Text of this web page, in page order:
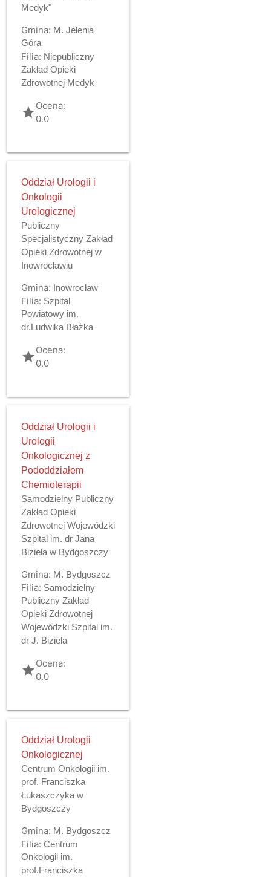
Medyk"
Gmina: M. Jelenia
Góra
Filia: Niepubliczny
Zakład Opieki
Zdrowotnej Medyk
gradeOcena:
0.0
Oddział Urologii i
Onkologii
Urologicznej
Publiczny
Specjalistyczny Zakład
Opieki Zdrowotnej w
Inowrocławiu
Gmina: Inowrocław
Filia: Szpital
Powiatowy im.
dr.Ludwika Błażka
gradeOcena:
0.0
Oddział Urologii i
Urologii
Onkologicznej z
Pododdziałem
Chemioterapii
Samodzielny Publiczny
Zakład Opieki
Zdrowotnej Wojewódzki
Szpital im. dr Jana
Biziela w Bydgoszczy
Gmina: M. Bydgoszcz
Filia: Samodzielny
Publiczny Zakład
Opieki Zdrowotnej
Wojewódzki Szpital im.
dr J. Biziela
gradeOcena:
0.0
Oddział Urologii
Onkologicznej
Centrum Onkologii im.
prof. Franciszka
Łukaszczyka w
Bydgoszczy
Gmina: M. Bydgoszcz
Filia: Centrum
Onkologii im.
prof.Franciszka